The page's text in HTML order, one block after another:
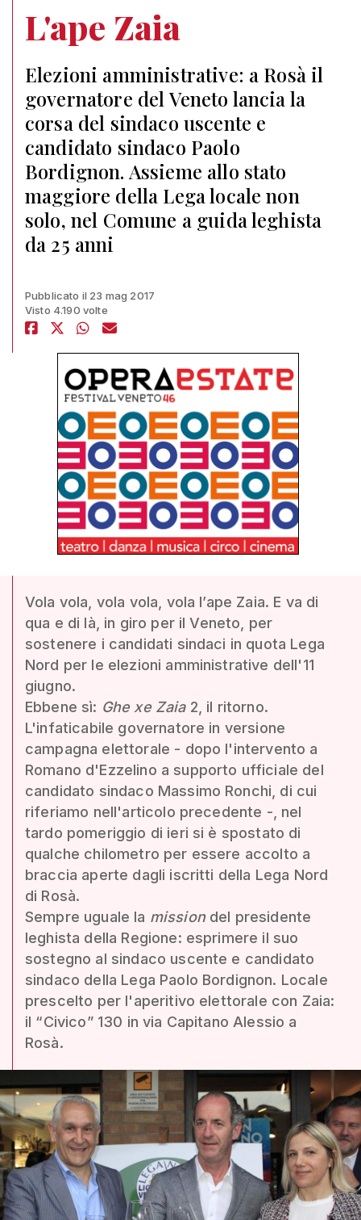
L'ape Zaia
Elezioni amministrative: a Rosà il
governatore del Veneto lancia la
corsa del sindaco uscente e
candidato sindaco Paolo
Bordignon. Assieme allo stato
maggiore della Lega locale non
solo, nel Comune a guida leghista
da 25 anni
Pubblicato il 23 mag 2017
Visto 4.190 volte
Vola vola, vola vola, vola l’ape Zaia. E va di
qua e di là, in giro per il Veneto, per
sostenere i candidati sindaci in quota Lega
Nord per le elezioni amministrative dell'11
giugno.
Ebbene sì: Ghe xe Zaia2, il ritorno.
L'infaticabile governatore in versione
campagna elettorale - dopo l'intervento a
Romano d'Ezzelino a supporto ufficiale del
candidato sindaco Massimo Ronchi, di cui
riferiamo nell'articolo precedente -, nel
tardo pomeriggio di ieri si è spostato di
qualche chilometro per essere accolto a
braccia aperte dagli iscritti della Lega Nord
di Rosà.
Sempre uguale la missiondel presidente
leghista della Regione: esprimere il suo
sostegno al sindaco uscente e candidato
sindaco della Lega Paolo Bordignon. Locale
prescelto per l'aperitivo elettorale con Zaia:
il “Civico” 130 in via Capitano Alessio a
Rosà.